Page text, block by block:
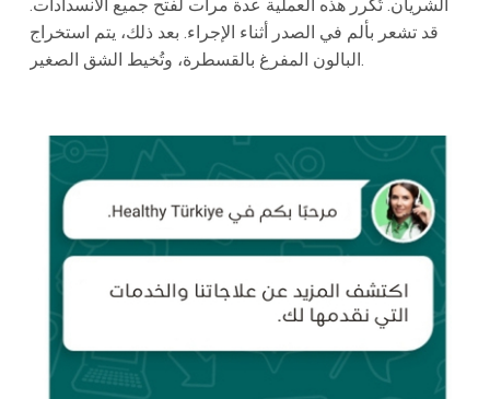
الشريان. تُكرر هذه العملية عدة مرات لفتح جميع الانسدادات.
قد تشعر بألم في الصدر أثناء الإجراء. بعد ذلك، يتم استخراج
البالون المفرغ بالقسطرة، وتُخيط الشق الصغير.